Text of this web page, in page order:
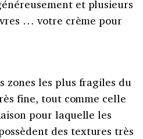
et plusieurs
… votre crème pour
zones les plus fragiles du
fine, tout comme celle
pour laquelle les
des textures très